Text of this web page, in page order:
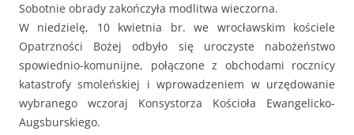
Sobotnie obrady zakończyła modlitwa wieczorna.
W niedzielę, 10 kwietnia br. we wrocławskim kościele
Opatrzności Bożej odbyło się uroczyste nabożeństwo
spowiednio-komunijne, połączone z obchodami rocznicy
katastrofy smoleńskiej i wprowadzeniem w urzędowanie
wybranego wczoraj Konsystorza Kościoła Ewangelicko-
Augsburskiego.